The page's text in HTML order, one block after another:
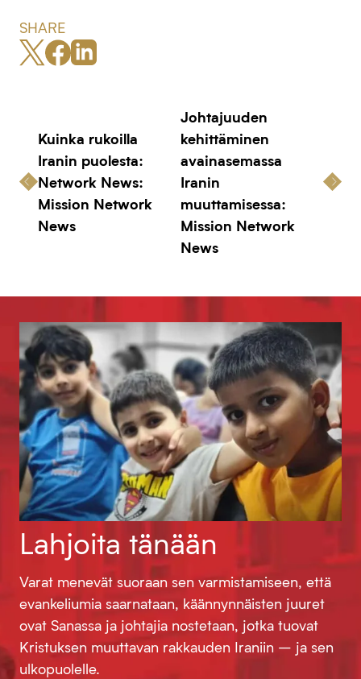
SHARE
Kuinka rukoilla
Iranin puolesta:
Network News:
Mission Network
News
Johtajuuden
kehittäminen
avainasemassa
Iranin
muuttamisessa:
Mission Network
News
Lahjoita tänään
Varat menevät suoraan sen varmistamiseen, että
evankeliumia saarnataan, käännynnäisten juuret
ovat Sanassa ja johtajia nostetaan, jotka tuovat
Kristuksen muuttavan rakkauden Iraniin – ja sen
ulkopuolelle.